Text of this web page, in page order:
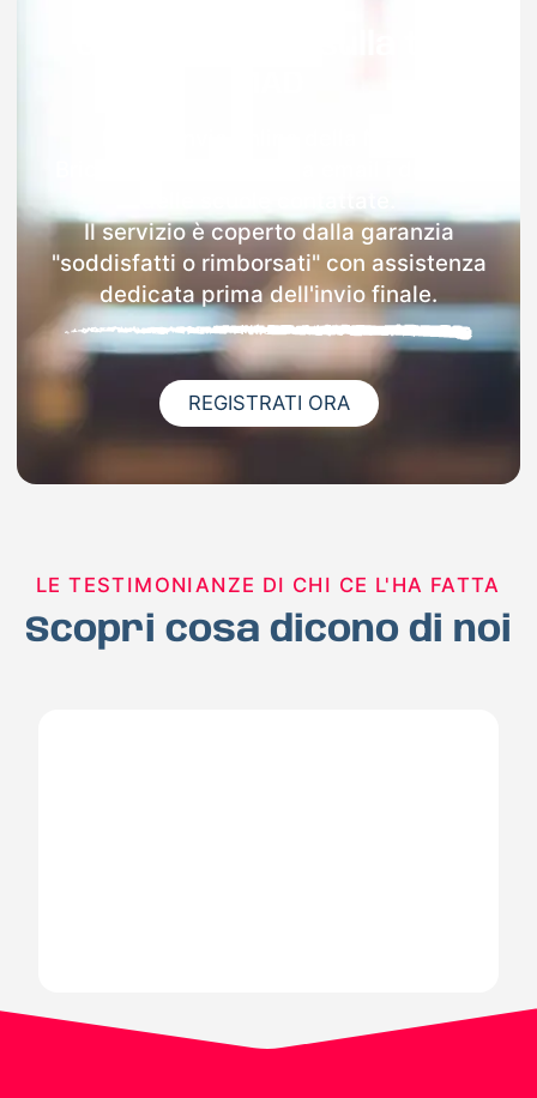
Il servizio è coperto dalla garanzia
"soddisfatti o rimborsati" con assistenza
dedicata prima dell'invio finale.
REGISTRATI ORA
LE TESTIMONIANZE DI CHI CE L'HA FATTA
Scopri cosa dicono di noi